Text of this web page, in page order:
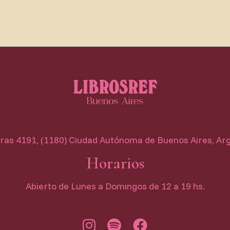
4191, (1180) Ciudad Autónoma de Buenos Aires,
Horarios
Abierto de Lunes a Domingos de 12 a 19 hs.